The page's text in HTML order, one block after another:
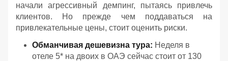
начали агрессивный демпинг, пытаясь привлечь
клиентов. Но прежде чем поддаваться на
привлекательные цены, стоит оценить риски.
Обманчивая дешевизна тура: Неделя в
отеле 5* на двоих в ОАЭ сейчас стоит от 130